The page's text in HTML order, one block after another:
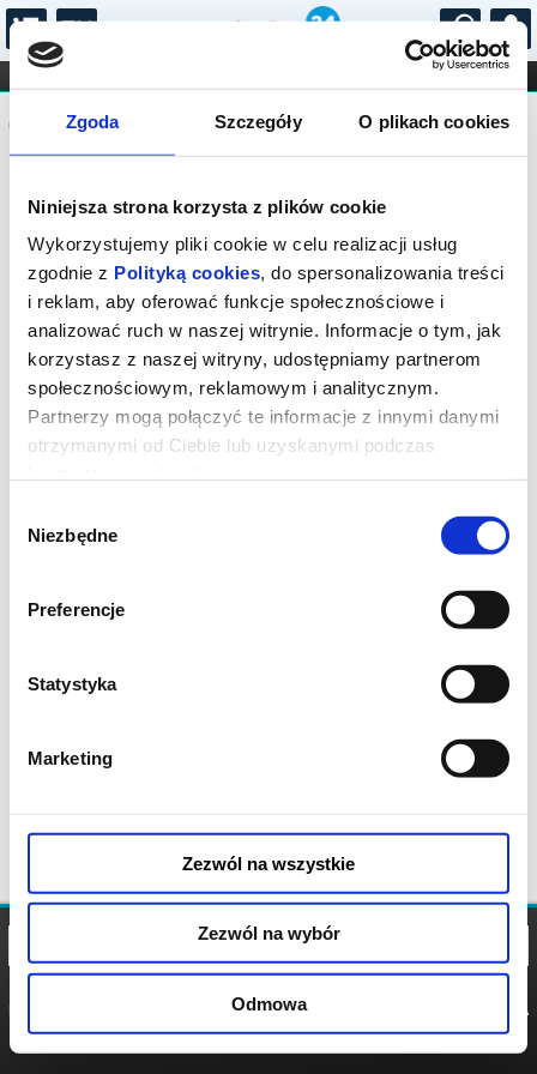
Zgoda Szczegóły O plikach cookies
Niniejsza strona korzysta z plików cookie
Wykorzystujemy pliki cookie w celu realizacji usług
zgodnie z Polityką cookies, do spersonalizowania treści
i reklam, aby oferować funkcje społecznościowe i
analizować ruch w naszej witrynie. Informacje o tym, jak
korzystasz z naszej witryny, udostępniamy partnerom
społecznościowym, reklamowym i analitycznym.
Partnerzy mogą połączyć te informacje z innymi danymi
otrzymanymi od Ciebie lub uzyskanymi podczas
zgody
Niezbędne
Preferencje
Statystyka
Marketing
Zezwól na wszystkie
Zezwól na wybór
Odmowa
...
FILHARMONIA OPERA I BALET
STAND-UP
DLA DZIECI
Komunikat
Seans wyprzedany.
POLITYKA
POLITYKA